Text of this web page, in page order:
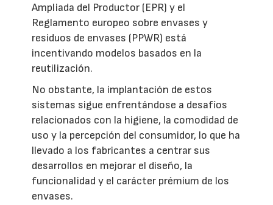
Ampliada del Productor (EPR) y el
Reglamento europeo sobre envases y
residuos de envases (PPWR) está
incentivando modelos basados en la
reutilización.
No obstante, la implantación de estos
sistemas sigue enfrentándose a desafíos
relacionados con la higiene, la comodidad de
uso y la percepción del consumidor, lo que ha
llevado a los fabricantes a centrar sus
desarrollos en mejorar el diseño, la
funcionalidad y el carácter prémium de los
envases.